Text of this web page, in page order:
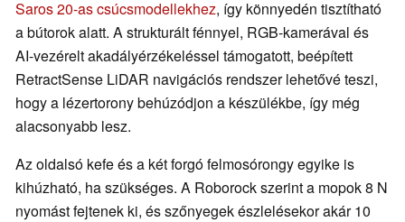
Saros 20-as csúcsmodellekhez, így könnyedén tisztítható
a bútorok alatt. A strukturált fénnyel, RGB-kamerával és
AI-vezérelt akadályérzékeléssel támogatott, beépített
RetractSense LiDAR navigációs rendszer lehetővé teszi,
hogy a lézertorony behúzódjon a készülékbe, így még
alacsonyabb lesz.
Az oldalsó kefe és a két forgó felmosórongy egyike is
kihúzható, ha szükséges. A Roborock szerint a mopok 8 N
nyomást fejtenek ki, és szőnyegek észlelésekor akár 10